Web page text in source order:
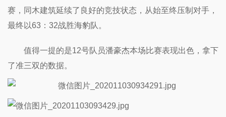
赛，同木建筑延续了良好的竞技状态 ，从始至终压制对手，
最终以63：32战胜海豹队。
值得一提的是12号队员潘豪杰本场比赛表现出色，拿下
了准三双的数据。